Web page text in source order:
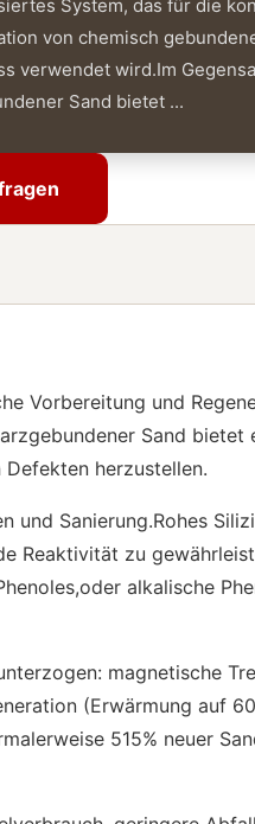
System, das für die
von chemisch
verwendet wird.Im
Sand bietet ...
Vorbereitung und
Sand bietet
herzustellen.
und Sanierung.Rohes
Reaktivität zu
alkalische
magnetische
(Erwärmung auf
515% neuer